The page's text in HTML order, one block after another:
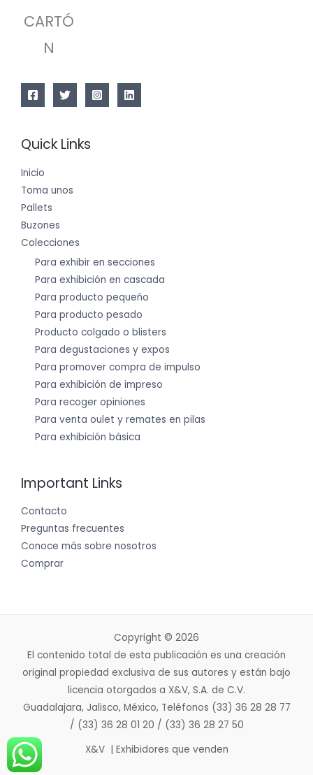
CARTÓ
N
Quick Links
Inicio
Toma unos
Pallets
Buzones
Colecciones
Para exhibir en secciones
Para exhibición en cascada
Para producto pequeño
Para producto pesado
Producto colgado o blisters
Para degustaciones y expos
Para promover compra de impulso
Para exhibición de impreso
Para recoger opiniones
Para venta oulet y remates en pilas
Para exhibición básica
Important Links
Contacto
Preguntas frecuentes
Conoce más sobre nosotros
Comprar
Copyright © 2026
El contenido total de esta publicación es una creación
original propiedad exclusiva de sus autores y están bajo
licencia otorgados a X&V, S.A. de C.V.
Guadalajara, Jalisco, México, Teléfonos (33) 36 28 28 77
/ (33) 36 28 01 20 / (33) 36 28 27 50
X&V | Exhibidores que venden